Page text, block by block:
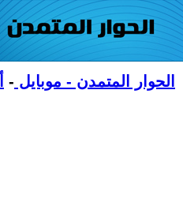
الحوار المتمدن - موبايل -